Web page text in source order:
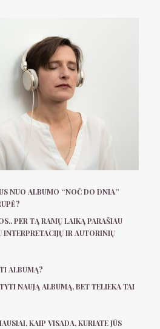
NUO ALBUMO “NOČ DO DNIA”
PER TĄ RAMŲ LAIKĄ PARAŠIAU
IR AUTORINIŲ
ALBUMĄ?
NAUJĄ ALBUMĄ, BET TELIEKA TAI
KAIP VISADA, KURIATE JŪS